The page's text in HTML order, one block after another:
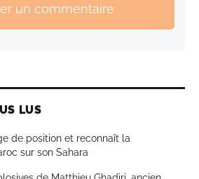
un commentaire
LUS
de position et reconnaît la
sur son Sahara